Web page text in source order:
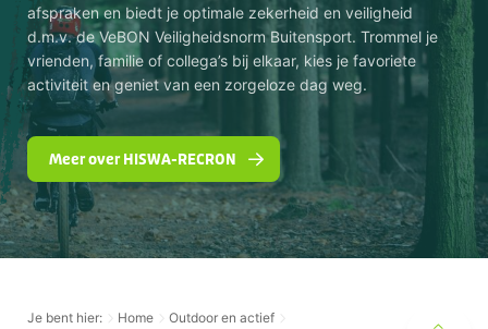
afspraken en biedt je optimale zekerheid en veiligheid
d.m.v. de VeBON Veiligheidsnorm Buitensport. Trommel je
vrienden, familie of collega’s bij elkaar, kies je favoriete
activiteit en geniet van een zorgeloze dag weg.
Meer over HISWA-RECRON
Je bent hier: Home
Outdoor en actief